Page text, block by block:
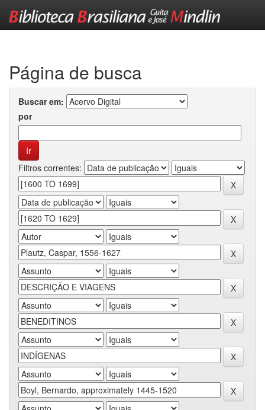
Página de busca
Buscar em:
por
Filtros correntes: